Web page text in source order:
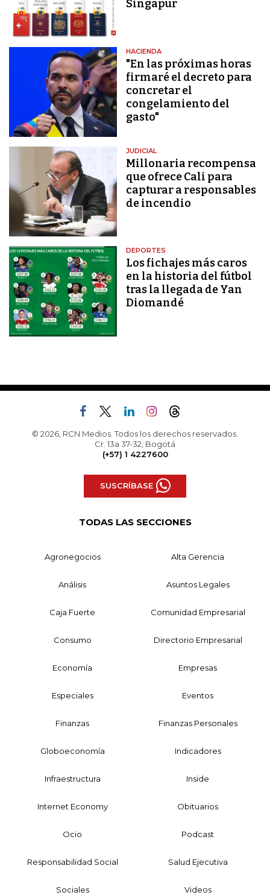
Singapur
HACIENDA
"En las próximas horas
firmaré el decreto para
concretar el
congelamiento del
gasto"
JUDICIAL
Millonaria recompensa
que ofrece Cali para
capturar a responsables
de incendio
DEPORTES
Los fichajes más caros
en la historia del fútbol
tras la llegada de Yan
Diomandé
© 2026, RCN Medios. Todos los derechos reservados.
Cr. 13a 37-32, Bogotá
(+57) 1 4227600
SUSCRÍBASE
TODAS LAS SECCIONES
Agronegocios Alta Gerencia
Análisis Asuntos Legales
Caja Fuerte Comunidad Empresarial
Consumo Directorio Empresarial
Economía Empresas
Especiales Eventos
Finanzas Finanzas Personales
Globoeconomía Indicadores
Infraestructura Inside
Internet Economy Obituarios
Ocio Podcast
Responsabilidad Social Salud Ejecutiva
Sociales Videos